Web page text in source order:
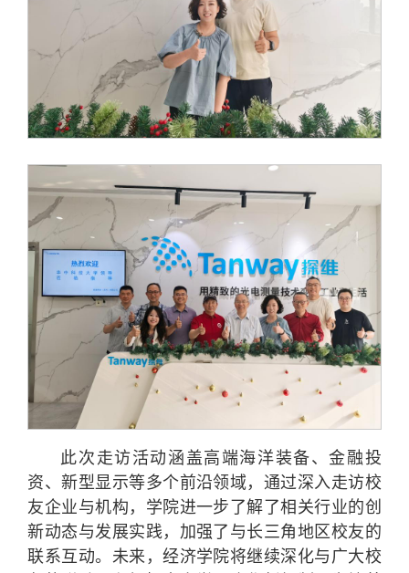
此次走访活动涵盖高端海洋装备、金融投
资、新型显示等多个前沿领域，通过深入走访校
友企业与机构，学院进一步了解了相关行业的创
新动态与发展实践，加强了与长三角地区校友的
联系互动。未来，经济学院将继续深化与广大校